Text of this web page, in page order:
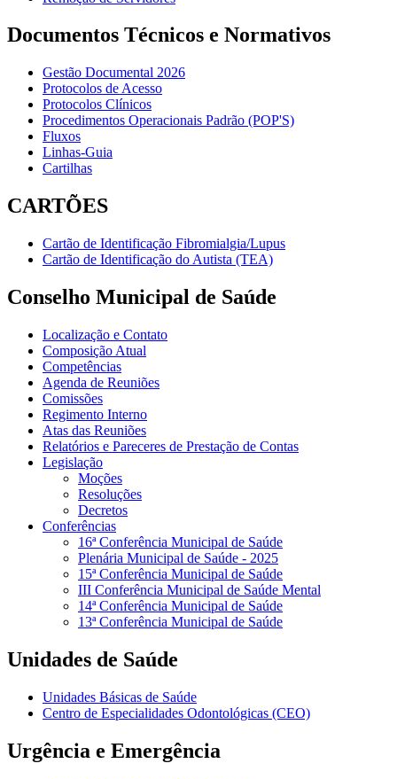
Documentos Técnicos e Normativos
Gestão Documental 2026
Protocolos de Acesso
Protocolos Clínicos
Procedimentos Operacionais Padrão (POP'S)
Fluxos
Linhas-Guia
Cartilhas
CARTÕES
Cartão de Identificação Fibromialgia/Lupus
Cartão de Identificação do Autista (TEA)
Conselho Municipal de Saúde
Localização e Contato
Composição Atual
Competências
Agenda de Reuniões
Comissões
Regimento Interno
Atas das Reuniões
Relatórios e Pareceres de Prestação de Contas
Legislação
Moções
Resoluções
Decretos
Conferências
16ª Conferência Municipal de Saúde
Plenária Municipal de Saúde - 2025
15ª Conferência Municipal de Saúde
III Conferência Municipal de Saúde Mental
14ª Conferência Municipal de Saúde
13ª Conferência Municipal de Saúde
Unidades de Saúde
Unidades Básicas de Saúde
Centro de Especialidades Odontológicas (CEO)
Urgência e Emergência